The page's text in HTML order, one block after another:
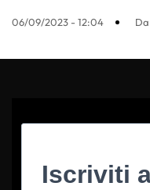
06/09/2023 - 12:04 Da
Iscriviti